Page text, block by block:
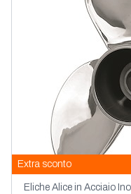
Extra sconto
Eliche Alice in Acciaio